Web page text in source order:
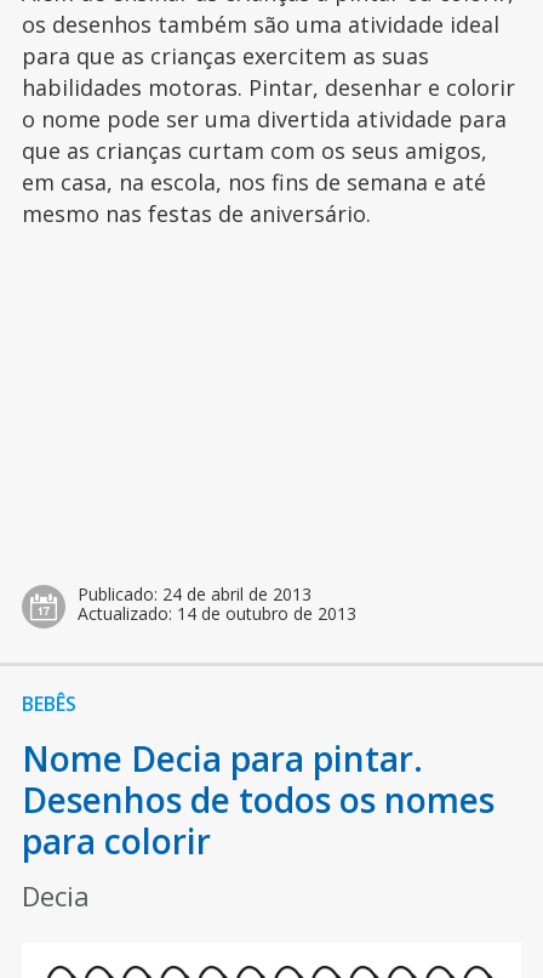
os desenhos também são uma atividade ideal
para que as crianças exercitem as suas
habilidades motoras. Pintar, desenhar e colorir
o nome pode ser uma divertida atividade para
que as crianças curtam com os seus amigos,
em casa, na escola, nos fins de semana e até
mesmo nas festas de aniversário.
Publicado: 24 de abril de 2013
Actualizado: 14 de outubro de 2013
BEBÊS
Nome Decia para pintar.
Desenhos de todos os nomes
para colorir
Decia